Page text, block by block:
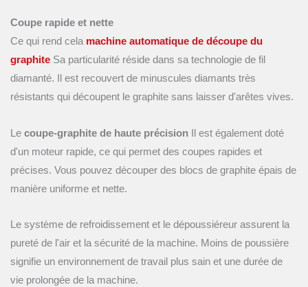
Coupe rapide et nette
Ce qui rend cela machine automatique de découpe du
graphite Sa particularité réside dans sa technologie de fil
diamanté. Il est recouvert de minuscules diamants très
résistants qui découpent le graphite sans laisser d'arêtes vives.
Le coupe-graphite de haute précision Il est également doté
d'un moteur rapide, ce qui permet des coupes rapides et
précises. Vous pouvez découper des blocs de graphite épais de
manière uniforme et nette.
Le système de refroidissement et le dépoussiéreur assurent la
pureté de l'air et la sécurité de la machine. Moins de poussière
signifie un environnement de travail plus sain et une durée de
vie prolongée de la machine.